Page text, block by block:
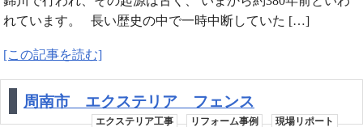
れています。 長い歴史の中で一時中断していた […]
[この記事を読む]
周南市 エクステリア フェンス
エクステリア工事 リフォーム事例 現場リポート